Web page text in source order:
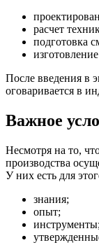
расчет
подготовка
После введения в
оговаривается в
Важное
Несмотря на то,
производства
У них есть для
знания;
опыт;
инструменты;